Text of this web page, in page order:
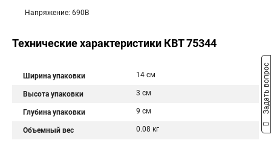
Напряжение: 690В
Технические характеристики КВТ 75344
Ширина упаковки 14 см
Высота упаковки 3 см
Глубина упаковки 9 см
Объемный вес 0.08 кг
Задать вопрос